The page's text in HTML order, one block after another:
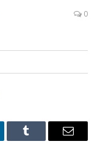
0
Tumblr
E-